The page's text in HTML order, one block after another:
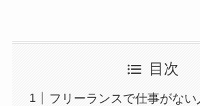
目次
フリーランスで仕事がない